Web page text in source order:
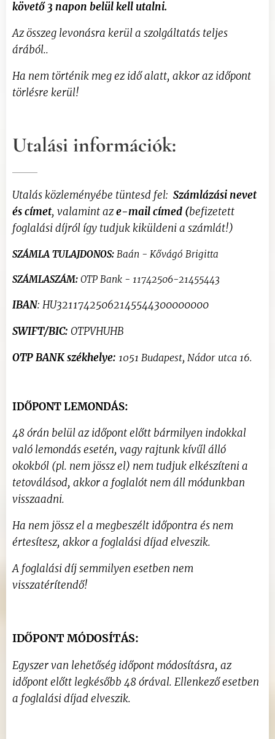
követő 3 napon belül kell utalni.
Az összeg levonásra kerül a szolgáltatás teljes
árából..
Ha nem történik meg ez idő alatt, akkor az időpont
törlésre kerül!
Utalási információk:
Utalás közleményébe tüntesd fel: Számlázási nevet
és címet, valamint aze-mail címed (befizetett
foglalási díjról így tudjuk kiküldeni a számlát!)
SZÁMLA TULAJDONOS: Baán - Kővágó Brigitta
SZÁMLASZÁM: OTP Bank - 11742506-21455443
IBAN: HU32117425062145544300000000
SWIFT/BIC: OTPVHUHB
OTP BANK székhelye: 1051 Budapest, Nádor utca 16.
IDŐPONT LEMONDÁS:
48 órán belül az időpont előtt bármilyen indokkal
való lemondás esetén, vagy rajtunk kívűl álló
okokból (pl. nem jössz el) nem tudjuk elkészíteni a
tetoválásod, akkor a foglalót nem áll módunkban
visszaadni.
Ha nem jössz el a megbeszélt időpontra és nem
értesítesz, akkor a foglalási díjad elveszik.
A foglalási díj semmilyen esetben nem
visszatérítendő!
IDŐPONT MÓDOSÍTÁS:
Egyszer van lehetőség időpont módosításra, az
időpont előtt legkésőbb 48 órával. Ellenkező esetben
a foglalási díjad elveszik.